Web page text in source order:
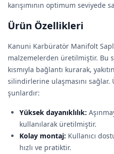
karışımının optimum seviyede
Ürün Özellikleri
Kanuni Karbüratör Manifolt
malzemelerden üretilmiştir. Bu
kısmıyla bağlantı kurarak,
silindirlerine ulaşmasını sağlar.
şunlardır:
Yüksek dayanıklılık:
kullanılarak üretilmiştir.
Kolay montaj: Kullanıcı
hızlı ve pratiktir.